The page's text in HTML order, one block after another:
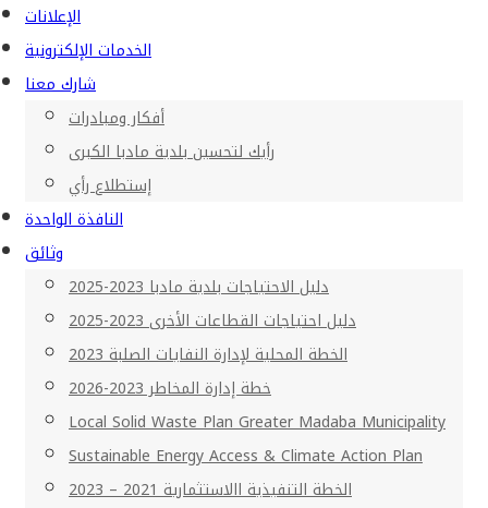
الإعلانات
الخدمات الإلكترونية
شارك معنا
أفكار ومبادرات
رأيك لتحسين بلدية مادبا الكبرى
إستطلاع رأي
النافذة الواحدة
وثائق
دليل الاحتياجات بلدية مادبا 2023-2025
دليل احتياجات القطاعات الأخرى 2023-2025
الخطة المحلية لإدارة النفايات الصلبة 2023
خطة إدارة المخاطر 2023-2026
Local Solid Waste Plan Greater Madaba Municipality
Sustainable Energy Access & Climate Action Plan
الخطة التنفيذية االاستثمارية 2021 – 2023